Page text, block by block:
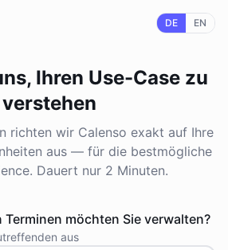
DE EN
Ihren Use-Case zu
verstehen
richten wir Calenso exakt auf Ihre
aus — für die bestmögliche
Dauert nur 2 Minuten.
Terminen möchten Sie verwalten?
aus